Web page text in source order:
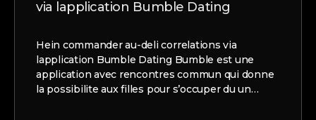
via lapplication Bumble Dating
Hein commander au-deli correlations via
lapplication Bumble Dating Bumble est une
application avec rencontres commun qui donne
la possibilite aux filles pour s’occuper du un…